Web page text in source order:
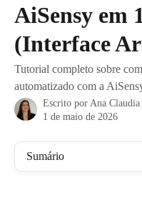
AiSensy em
(Interface
Tutorial completo sobre
automatizado com a
Escrito por Ana Claudia
1 de maio de 2026
Sumário